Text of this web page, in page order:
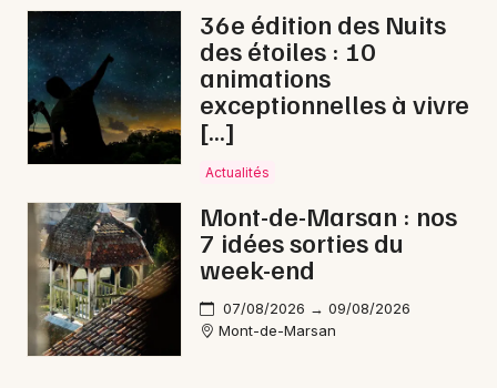
Newsletter des sorties
Artistes en tournée
Actus dans les Landes
Magazine dans les Landes
36e édition des Nuits
des étoiles : 10
animations
exceptionnelles à vivre
[…]
Actualités
Mont-de-Marsan : nos
7 idées sorties du
week-end
07/08/2026 → 09/08/2026
Mont-de-Marsan